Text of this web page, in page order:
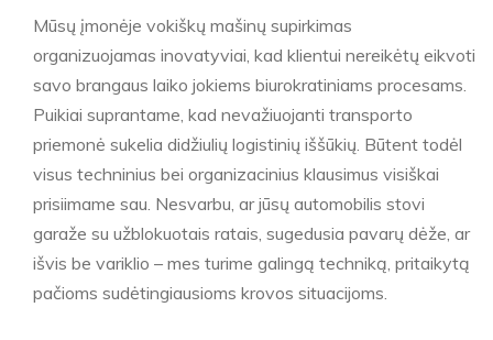
Mūsų įmonėje vokiškų mašinų supirkimas
organizuojamas inovatyviai, kad klientui nereikėtų eikvoti
savo brangaus laiko jokiems biurokratiniams procesams.
Puikiai suprantame, kad nevažiuojanti transporto
priemonė sukelia didžiulių logistinių iššūkių. Būtent todėl
visus techninius bei organizacinius klausimus visiškai
prisiimame sau. Nesvarbu, ar jūsų automobilis stovi
garaže su užblokuotais ratais, sugedusia pavarų dėže, ar
išvis be variklio – mes turime galingą techniką, pritaikytą
pačioms sudėtingiausioms krovos situacijoms.